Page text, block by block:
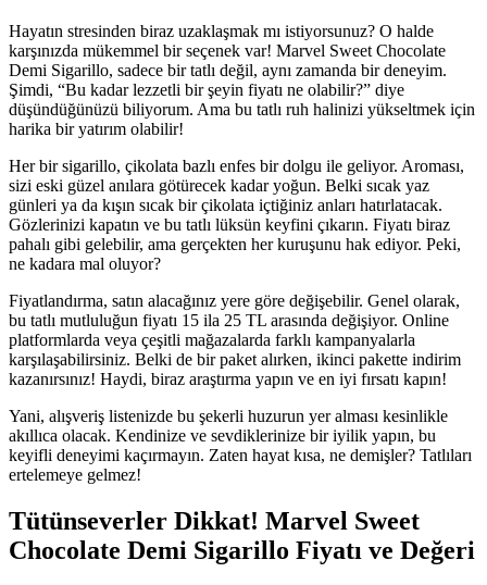
Hayatın stresinden biraz uzaklaşmak mı istiyorsunuz? O halde
karşınızda mükemmel bir seçenek var! Marvel Sweet Chocolate
Demi Sigarillo, sadece bir tatlı değil, aynı zamanda bir deneyim.
Şimdi, “Bu kadar lezzetli bir şeyin fiyatı ne olabilir?” diye
düşündüğünüzü biliyorum. Ama bu tatlı ruh halinizi yükseltmek için
harika bir yatırım olabilir!
Her bir sigarillo, çikolata bazlı enfes bir dolgu ile geliyor. Aroması,
sizi eski güzel anılara götürecek kadar yoğun. Belki sıcak yaz
günleri ya da kışın sıcak bir çikolata içtiğiniz anları hatırlatacak.
Gözlerinizi kapatın ve bu tatlı lüksün keyfini çıkarın. Fiyatı biraz
pahalı gibi gelebilir, ama gerçekten her kuruşunu hak ediyor. Peki,
ne kadara mal oluyor?
Fiyatlandırma, satın alacağınız yere göre değişebilir. Genel olarak,
bu tatlı mutluluğun fiyatı 15 ila 25 TL arasında değişiyor. Online
platformlarda veya çeşitli mağazalarda farklı kampanyalarla
karşılaşabilirsiniz. Belki de bir paket alırken, ikinci pakette indirim
kazanırsınız! Haydi, biraz araştırma yapın ve en iyi fırsatı kapın!
Yani, alışveriş listenizde bu şekerli huzurun yer alması kesinlikle
akıllıca olacak. Kendinize ve sevdiklerinize bir iyilik yapın, bu
keyifli deneyimi kaçırmayın. Zaten hayat kısa, ne demişler? Tatlıları
ertelemeye gelmez!
Tütünseverler Dikkat! Marvel Sweet
Chocolate Demi Sigarillo Fiyatı ve Değeri